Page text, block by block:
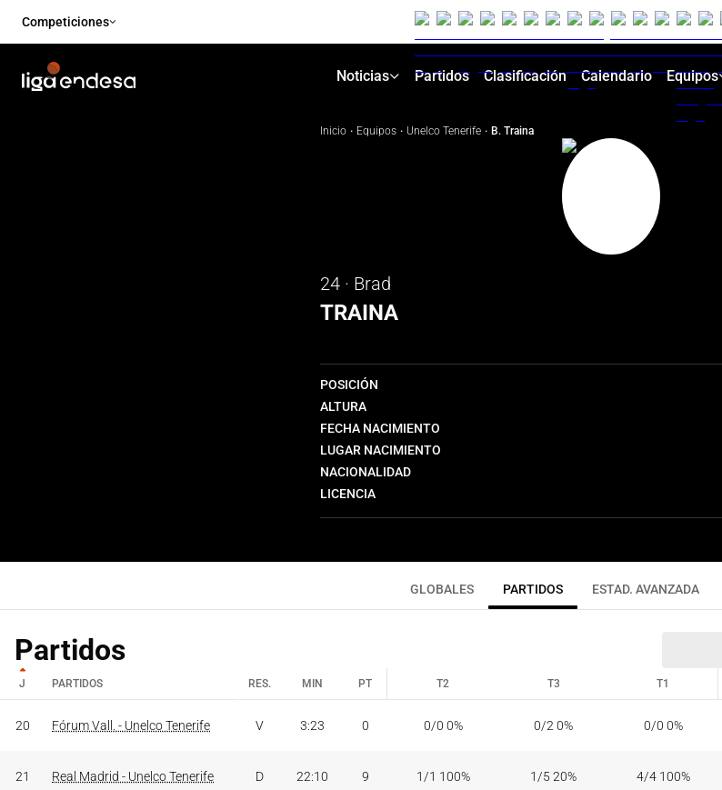
Competiciones
Noticias Partidos Clasificación Calendario Equipos
Inicio · Equipos · Unelco Tenerife · B. Traina
24 · Brad
TRAINA
POSICIÓN
ALTURA
FECHA NACIMIENTO
LUGAR NACIMIENTO
NACIONALIDAD
LICENCIA
GLOBALES PARTIDOS ESTAD. AVANZADA
Partidos
J PARTIDOS RES. MIN PT T2 T3 T1
20 Fórum Vall. - Unelco Tenerife V 3:23 0 0/0 0% 0/2 0% 0/0 0%
21 Real Madrid - Unelco Tenerife D 22:10 9 1/1 100% 1/5 20% 4/4 100%